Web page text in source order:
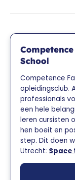
School
Competence
opleidingsclub.
professionals
een hele
leren cursisten
hen boeit en
step. Dit doen
Utrecht: Space